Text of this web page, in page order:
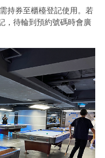
持券至櫃檯登記使用。若
，待輪到預約號碼時會廣